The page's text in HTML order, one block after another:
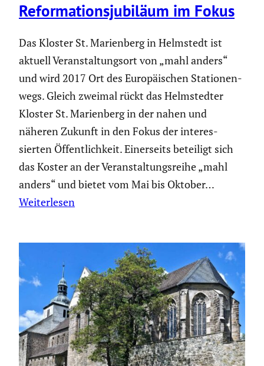
Refor­ma­ti­ons­ju­bi­läum im Fokus
Das Kloster St. Marien­berg in Helmstedt ist
aktuell Veran­stal­tungsort von „mahl anders“
und wird 2017 Ort des Europäi­schen Statio­nen­
wegs. Gleich zweimal rückt das Helmstedter
Kloster St. Marien­berg in der nahen und
näheren Zukunft in den Fokus der inter­es­
sierten Öffent­lich­keit. Einer­seits beteiligt sich
das Koster an der Veran­stal­tungs­reihe „mahl
anders“ und bietet vom Mai bis Oktober…
Weiterlesen